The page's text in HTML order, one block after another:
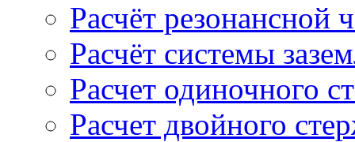
Расчёт резонансной
Расчёт системы
Расчет одиночного
Расчет двойного